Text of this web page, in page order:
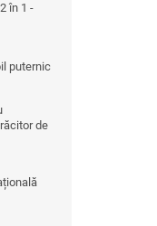
în 1 -
puternic
de